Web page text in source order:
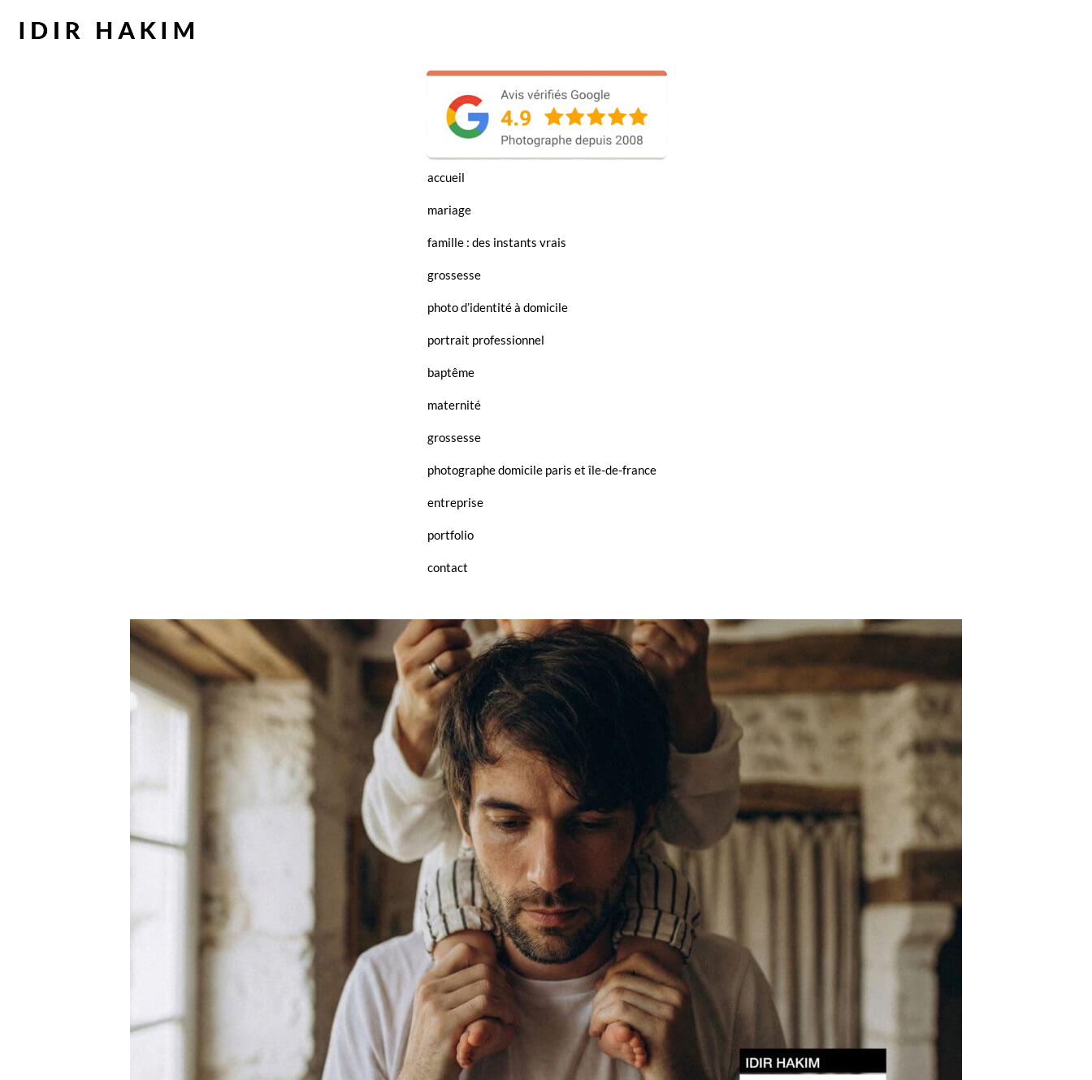
accueil
mariage
famille : des instants vrais
grossesse
photo d’identité à domicile
portrait professionnel
baptême
maternité
grossesse
photographe domicile paris et île-de-france
entreprise
portfolio
contact